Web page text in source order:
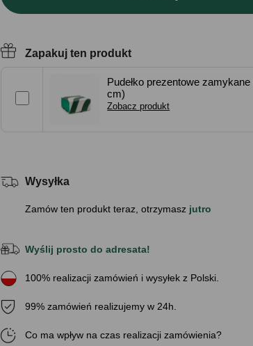
Zapakuj ten produkt
Pudełko prezentowe
cm)
Zobacz produkt
Wysyłka
Zamów ten produkt teraz, otrzymasz jutro
Wyślij prosto do adresata!
100% realizacji zamówień i wysyłek z Polski.
99% zamówień realizujemy w 24h.
Co ma wpływ na czas realizacji zamówienia